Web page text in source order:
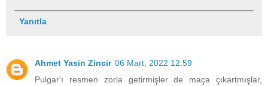
Yanıtla
Ahmet Yasin Zincir 06 Mart, 2022 12:59
Pulgar'ı resmen zorla getirmişler de maça çıkartmışlar,